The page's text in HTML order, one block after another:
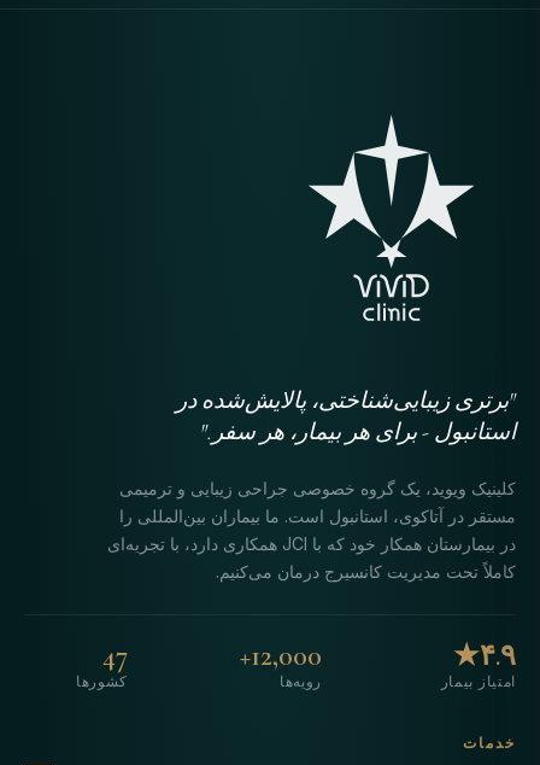
"برتری زیبایی‌شناختی، پالایش‌شده در
استانبول - برای هر بیمار، هر سفر."
کلینیک ویوید، یک گروه خصوصی جراحی زیبایی و ترمیمی
مستقر در آتاکوی، استانبول است. ما بیماران بین‌المللی را
در بیمارستان همکار خود که با JCI همکاری دارد، با تجربه‌ای
کاملاً تحت مدیریت کانسیرج درمان می‌کنیم.
۴.۹★
امتیاز بیمار
12,000+
رویه‌ها
47
کشورها
خدمات